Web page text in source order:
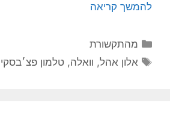
להמשך קריאה
מהתקשורת
אלון אהל, וואלה,טלמון פצ׳בסקי